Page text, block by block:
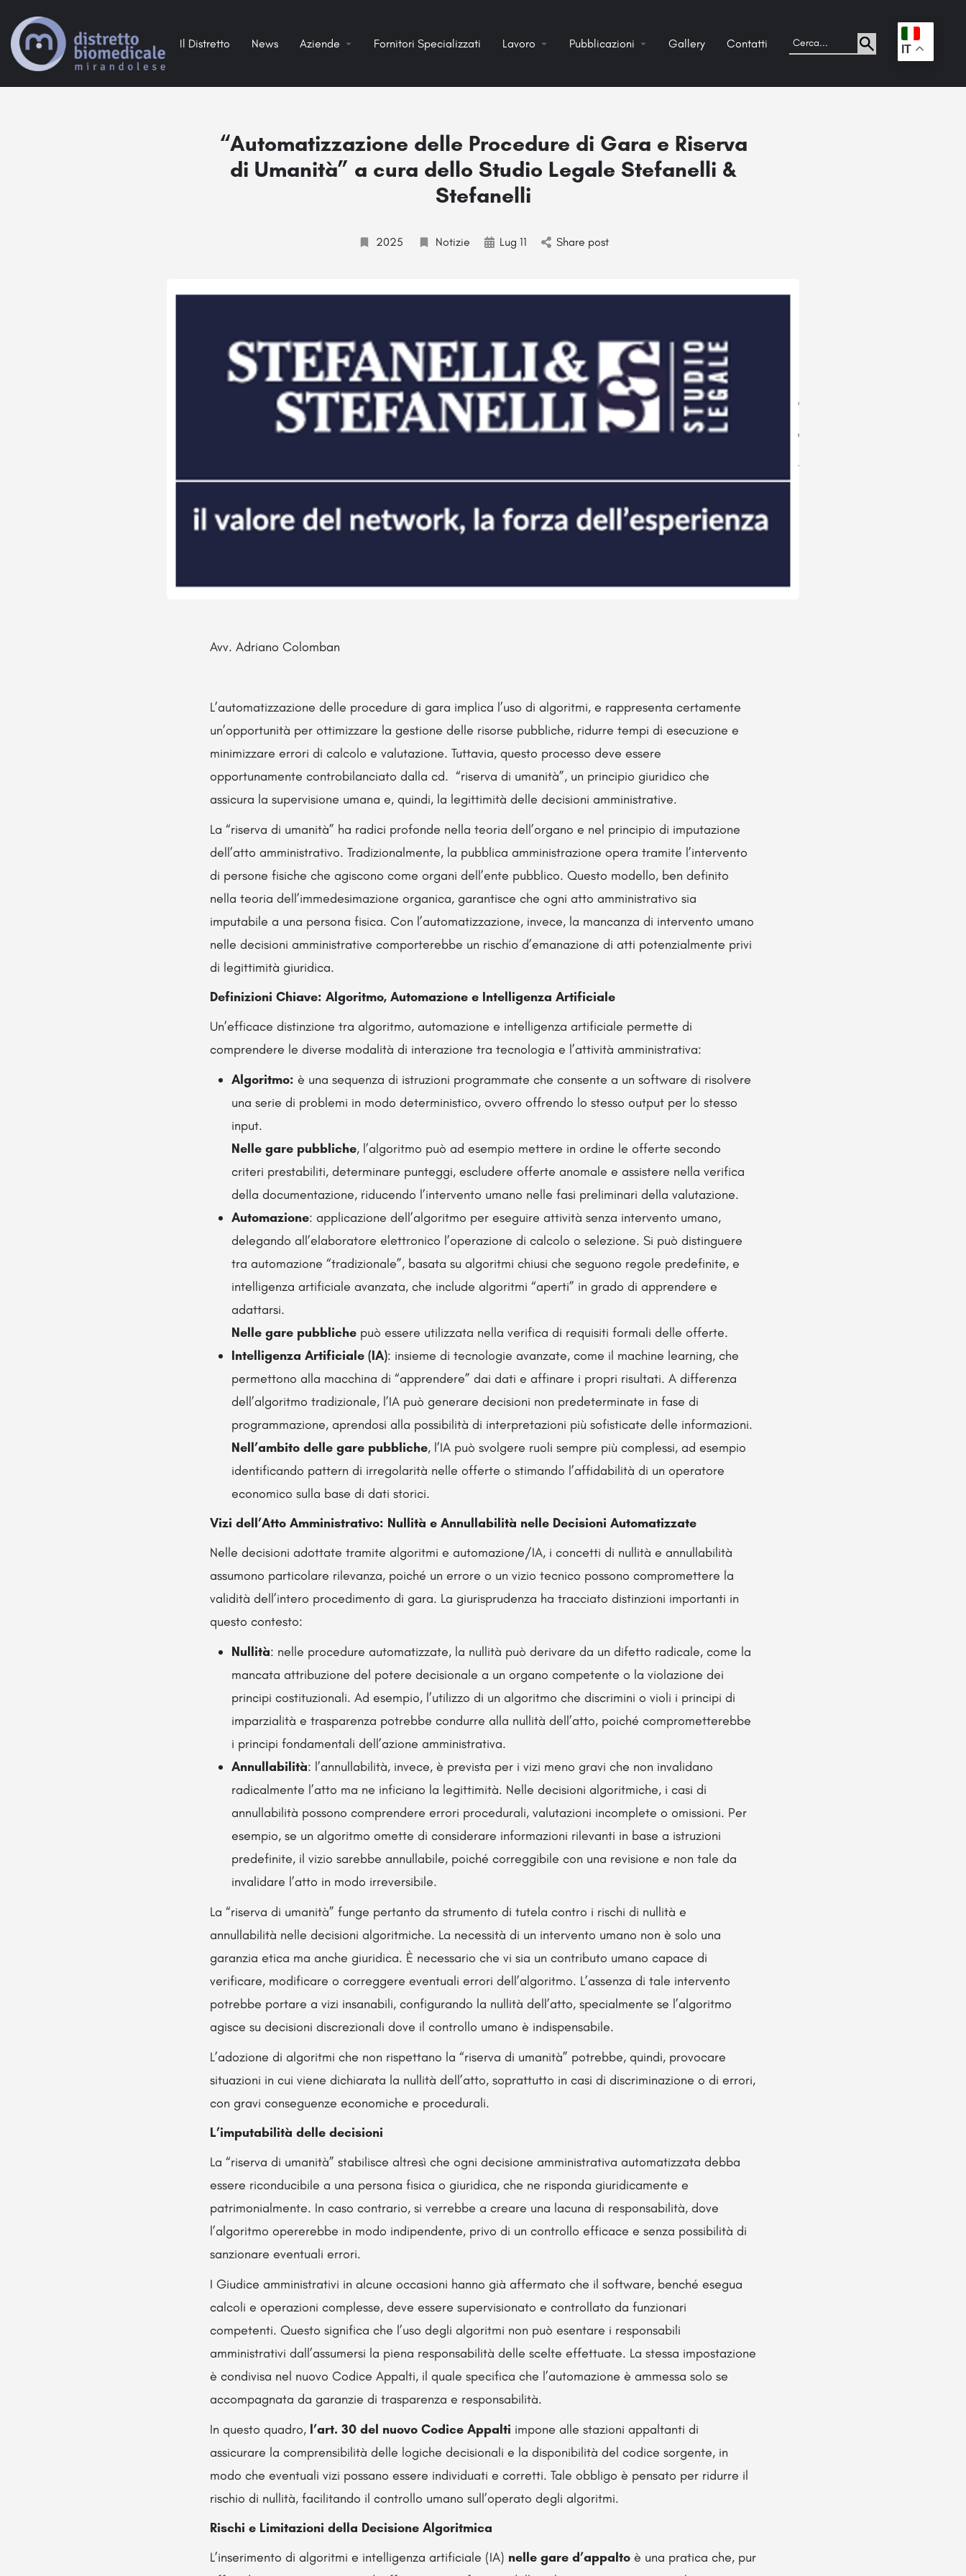
Il Distretto News Aziende Fornitori Specializzati Lavoro Pubblicazioni Gallery Contatti . IT
“Automatizzazione delle Procedure di Gara e Riserva
di Umanità” a cura dello Studio Legale Stefanelli &
Stefanelli
2025 Notizie Lug 11 Share post
Avv. Adriano Colomban
L’automatizzazione delle procedure di gara implica l’uso di algoritmi, e rappresenta certamente
un’opportunità per ottimizzare la gestione delle risorse pubbliche, ridurre tempi di esecuzione e
minimizzare errori di calcolo e valutazione. Tuttavia, questo processo deve essere
opportunamente controbilanciato dalla cd. “riserva di umanità”, un principio giuridico che
assicura la supervisione umana e, quindi, la legittimità delle decisioni amministrative.
La “riserva di umanità” ha radici profonde nella teoria dell’organo e nel principio di imputazione
dell’atto amministrativo. Tradizionalmente, la pubblica amministrazione opera tramite l’intervento
di persone fisiche che agiscono come organi dell’ente pubblico. Questo modello, ben definito
nella teoria dell’immedesimazione organica, garantisce che ogni atto amministrativo sia
imputabile a una persona fisica. Con l’automatizzazione, invece, la mancanza di intervento umano
nelle decisioni amministrative comporterebbe un rischio d’emanazione di atti potenzialmente privi
di legittimità giuridica.
Definizioni Chiave: Algoritmo, Automazione e Intelligenza Artificiale
Un’efficace distinzione tra algoritmo, automazione e intelligenza artificiale permette di
comprendere le diverse modalità di interazione tra tecnologia e l’attività amministrativa:
Algoritmo: è una sequenza di istruzioni programmate che consente a un software di risolvere
una serie di problemi in modo deterministico, ovvero offrendo lo stesso output per lo stesso
input.
Nelle gare pubbliche, l’algoritmo può ad esempio mettere in ordine le offerte secondo
criteri prestabiliti, determinare punteggi, escludere offerte anomale e assistere nella verifica
della documentazione, riducendo l’intervento umano nelle fasi preliminari della valutazione.
Automazione: applicazione dell’algoritmo per eseguire attività senza intervento umano,
delegando all’elaboratore elettronico l’operazione di calcolo o selezione. Si può distinguere
tra automazione “tradizionale”, basata su algoritmi chiusi che seguono regole predefinite, e
intelligenza artificiale avanzata, che include algoritmi “aperti” in grado di apprendere e
adattarsi.
Nelle gare pubbliche può essere utilizzata nella verifica di requisiti formali delle offerte.
Intelligenza Artificiale (IA): insieme di tecnologie avanzate, come il machine learning, che
permettono alla macchina di “apprendere” dai dati e affinare i propri risultati. A differenza
dell’algoritmo tradizionale, l’IA può generare decisioni non predeterminate in fase di
programmazione, aprendosi alla possibilità di interpretazioni più sofisticate delle informazioni.
Nell’ambito delle gare pubbliche, l’IA può svolgere ruoli sempre più complessi, ad esempio
identificando pattern di irregolarità nelle offerte o stimando l’affidabilità di un operatore
economico sulla base di dati storici.
Vizi dell’Atto Amministrativo: Nullità e Annullabilità nelle Decisioni Automatizzate
Nelle decisioni adottate tramite algoritmi e automazione/IA, i concetti di nullità e annullabilità
assumono particolare rilevanza, poiché un errore o un vizio tecnico possono compromettere la
validità dell’intero procedimento di gara. La giurisprudenza ha tracciato distinzioni importanti in
questo contesto:
Nullità: nelle procedure automatizzate, la nullità può derivare da un difetto radicale, come la
mancata attribuzione del potere decisionale a un organo competente o la violazione dei
principi costituzionali. Ad esempio, l’utilizzo di un algoritmo che discrimini o violi i principi di
imparzialità e trasparenza potrebbe condurre alla nullità dell’atto, poiché comprometterebbe
i principi fondamentali dell’azione amministrativa.
Annullabilità: l’annullabilità, invece, è prevista per i vizi meno gravi che non invalidano
radicalmente l’atto ma ne inficiano la legittimità. Nelle decisioni algoritmiche, i casi di
annullabilità possono comprendere errori procedurali, valutazioni incomplete o omissioni. Per
esempio, se un algoritmo omette di considerare informazioni rilevanti in base a istruzioni
predefinite, il vizio sarebbe annullabile, poiché correggibile con una revisione e non tale da
invalidare l’atto in modo irreversibile.
La “riserva di umanità” funge pertanto da strumento di tutela contro i rischi di nullità e
annullabilità nelle decisioni algoritmiche. La necessità di un intervento umano non è solo una
garanzia etica ma anche giuridica. È necessario che vi sia un contributo umano capace di
verificare, modificare o correggere eventuali errori dell’algoritmo. L’assenza di tale intervento
potrebbe portare a vizi insanabili, configurando la nullità dell’atto, specialmente se l’algoritmo
agisce su decisioni discrezionali dove il controllo umano è indispensabile.
L’adozione di algoritmi che non rispettano la “riserva di umanità” potrebbe, quindi, provocare
situazioni in cui viene dichiarata la nullità dell’atto, soprattutto in casi di discriminazione o di errori,
con gravi conseguenze economiche e procedurali.
L’imputabilità delle decisioni
La “riserva di umanità” stabilisce altresì che ogni decisione amministrativa automatizzata debba
essere riconducibile a una persona fisica o giuridica, che ne risponda giuridicamente e
patrimonialmente. In caso contrario, si verrebbe a creare una lacuna di responsabilità, dove
l’algoritmo opererebbe in modo indipendente, privo di un controllo efficace e senza possibilità di
sanzionare eventuali errori.
I Giudice amministrativi in alcune occasioni hanno già affermato che il software, benché esegua
calcoli e operazioni complesse, deve essere supervisionato e controllato da funzionari
competenti. Questo significa che l’uso degli algoritmi non può esentare i responsabili
amministrativi dall’assumersi la piena responsabilità delle scelte effettuate. La stessa impostazione
è condivisa nel nuovo Codice Appalti, il quale specifica che l’automazione è ammessa solo se
accompagnata da garanzie di trasparenza e responsabilità.
In questo quadro, l’art. 30 del nuovo Codice Appalti impone alle stazioni appaltanti di
assicurare la comprensibilità delle logiche decisionali e la disponibilità del codice sorgente, in
modo che eventuali vizi possano essere individuati e corretti. Tale obbligo è pensato per ridurre il
rischio di nullità, facilitando il controllo umano sull’operato degli algoritmi.
Rischi e Limitazioni della Decisione Algoritmica
L’inserimento di algoritmi e intelligenza artificiale (IA) nelle gare d’appalto è una pratica che, pur